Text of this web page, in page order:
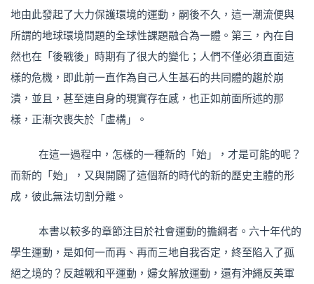
地由此發起了大力保護環境的運動，嗣後不久，這一潮流便與
所謂的地球環境問題的全球性課題融合為一體。第三，內在自
然也在「後戰後」時期有了很大的變化；人們不僅必須直面這
樣的危機，即此前一直作為自己人生基石的共同體的趨於崩
潰，並且，甚至連自身的現實存在感，也正如前面所述的那
樣，正漸次喪失於「虛構」。
在這一過程中，怎樣的一種新的「始」，才是可能的呢？
而新的「始」，又與開闢了這個新的時代的新的歷史主體的形
成，彼此無法切割分離。
本書以較多的章節注目於社會運動的擔綱者。六十年代的
學生運動，是如何一而再、再而三地自我否定，終至陷入了孤
絕之境的？反越戰和平運動，婦女解放運動，還有沖繩反美軍